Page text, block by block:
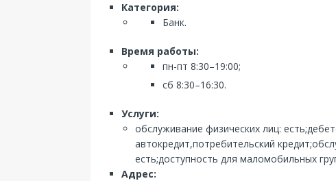
Категория:
Банк.
Время работы:
пн-пт 8:30–19:00;
сб 8:30–16:30.
Услуги:
обслуживание физических лиц:
автокредит,потребительский
есть;доступность для маломобильных
Адрес: